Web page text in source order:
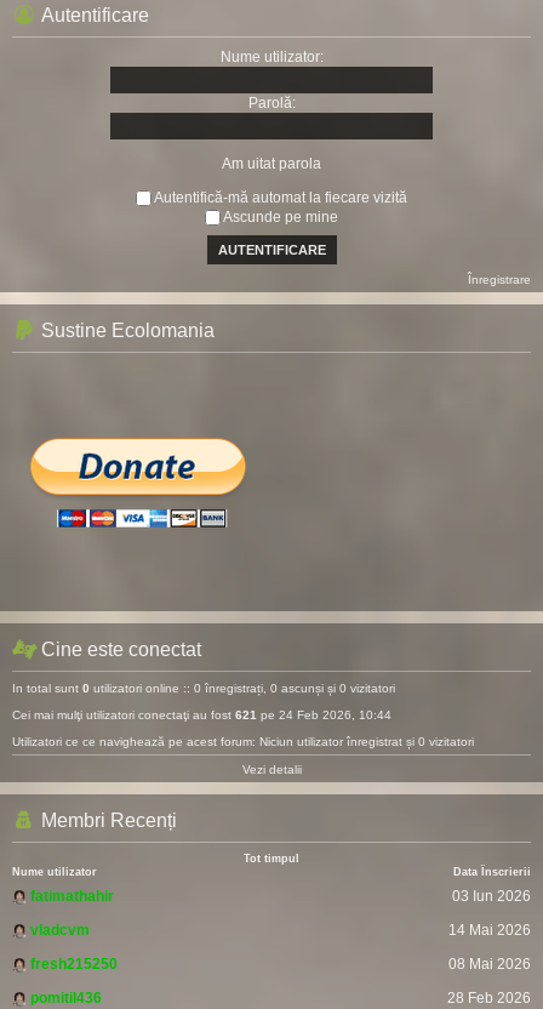
Autentificare
Nume utilizator:
Parolă:
Am uitat parola
Autentifică-mă automat la fiecare vizită
Ascunde pe mine
Înregistrare
Sustine Ecolomania
Cine este conectat
In total sunt 0 utilizatori online :: 0 înregistrați, 0 ascunși și 0 vizitatori
Cei mai mulţi utilizatori conectaţi au fost 621 pe 24 Feb 2026, 10:44
Utilizatori ce ce navighează pe acest forum: Niciun utilizator înregistrat și 0 vizitatori
Vezi detalii
Membri Recenți
Tot timpul
Nume utilizator
Data Înscrierii
fatimathahir
03 Iun 2026
vladcvm
14 Mai 2026
fresh215250
08 Mai 2026
pomitil436
28 Feb 2026